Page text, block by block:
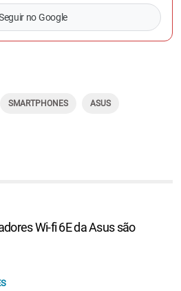
no Google
SMARTPHONES ASUS
Wi-fi 6E da Asus são